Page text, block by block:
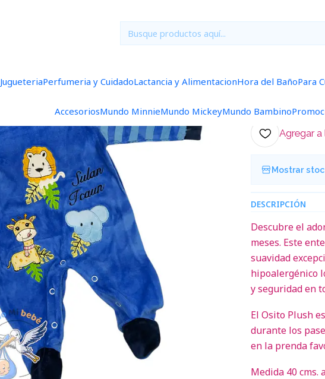
JugueteriaPerfumeria y CuidadoLactancia y AlimentacionHora del BañoPara
AccesoriosMundo MinnieMundo MickeyMundo Bambino
Agregar
Mostrar
DESCRIPCIÓN
Descubre el
meses. Este
suavidad
hipoalergénico
y seguridad en
El Osito Plush
durante los
en la prenda
Medida 40 cms.